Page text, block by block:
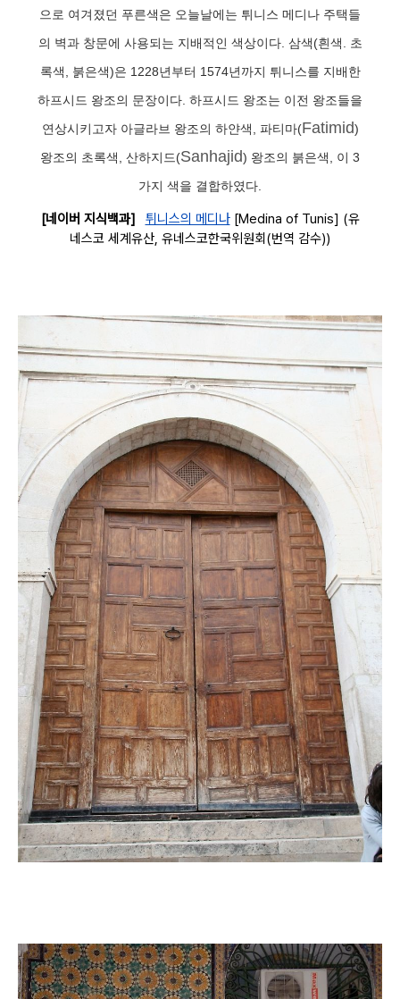
으로 여겨졌던 푸른색은 오늘날에는 튀니스 메디나 주택들
의 벽과 창문에 사용되는 지배적인 색상이다. 삼색(흰색. 초
록색, 붉은색)은 1228년부터 1574년까지 튀니스를 지배한
하프시드 왕조의 문장이다. 하프시드 왕조는 이전 왕조들을
연상시키고자 아글라브 왕조의 하얀색, 파티마(Fatimid)
왕조의 초록색, 산하지드(Sanhajid) 왕조의 붉은색, 이 3
가지 색을 결합하였다.
[네이버 지식백과] 튀니스의 메디나 [Medina of Tunis] (유
네스코 세계유산, 유네스코한국위원회(번역 감수))